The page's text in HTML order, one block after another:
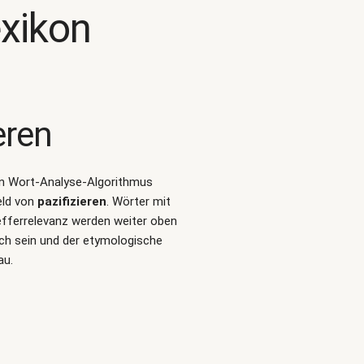
Wort-Analyse-Algorithmus
von pazifizieren. Wörter mit
werden weiter oben
sein und der etymologische